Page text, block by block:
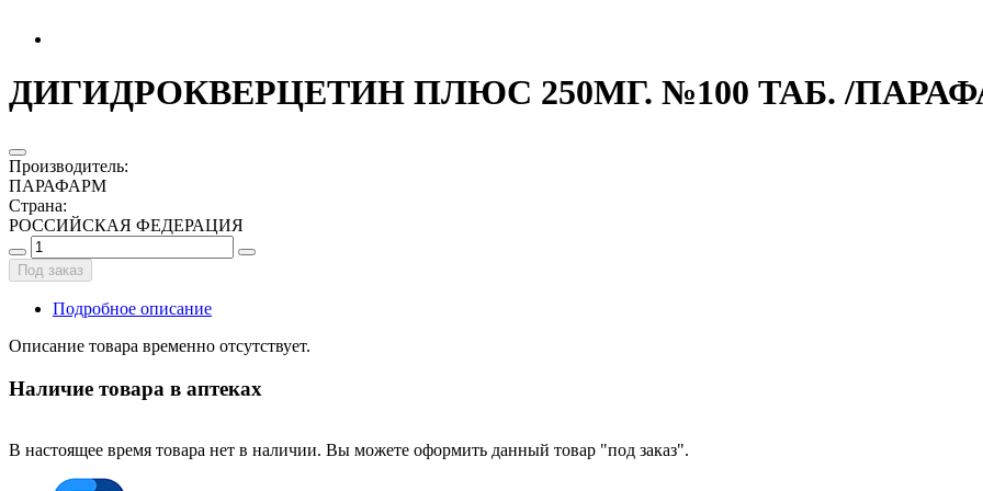
ДИГИДРОКВЕРЦЕТИН ПЛЮС 250МГ. №100 ТАБ. /
Производитель:
ПАРАФАРМ
Страна:
РОССИЙСКАЯ ФЕДЕРАЦИЯ
Под заказ
Подробное описание
Описание товара временно отсутствует.
Наличие товара в аптеках
В настоящее время товара нет в наличии. Вы можете оформить данный товар "под заказ".